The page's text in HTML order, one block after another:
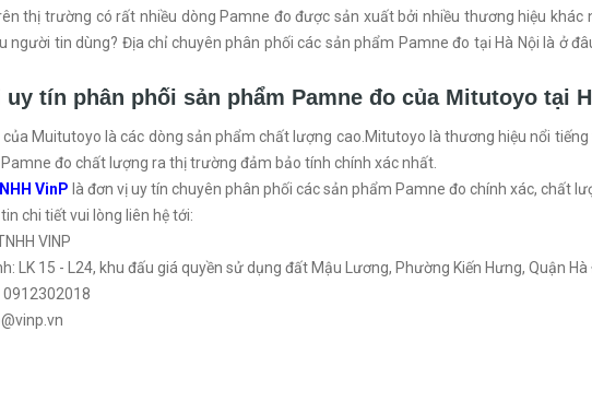
thị trường có rất nhiều dòng Pamne đo được sản xuất bởi nhiều thương hiệu
người tin dùng? Địa chỉ chuyên phân phối các sản phẩm Pamne đo tại Hà Nội là ở
tín phân phối sản phẩm Pamne đo của Mitutoyo tại
của Muitutoyo là các dòng sản phẩm chất lượng cao.Mitutoyo là thương hiệu nổi
đo chất lượng ra thị trường đảm bảo tính chính xác nhất.
VinP là đơn vị uy tín chuyên phân phối các sản phẩm Pamne đo chính xác, chất
chi tiết vui lòng liên hệ tới:
VINP
LK 15 - L24, khu đấu giá quyền sử dụng đất Mậu Lương, Phường Kiến Hưng, Quận Hà